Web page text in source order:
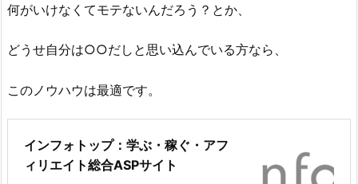
何がいけなくてモテないんだろう？とか、
どうせ自分は○○だしと思い込んでいる方なら、
このノウハウは最適です。
インフォトップ：学ぶ・稼ぐ・アフ
ィリエイト総合ASPサイト